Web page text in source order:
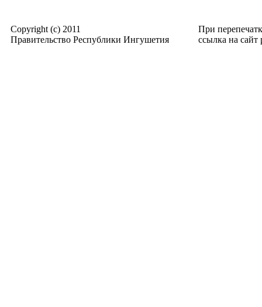
Copyright (c) 2011
Правительство Республики Ингушетия
При
ссылка на сайт